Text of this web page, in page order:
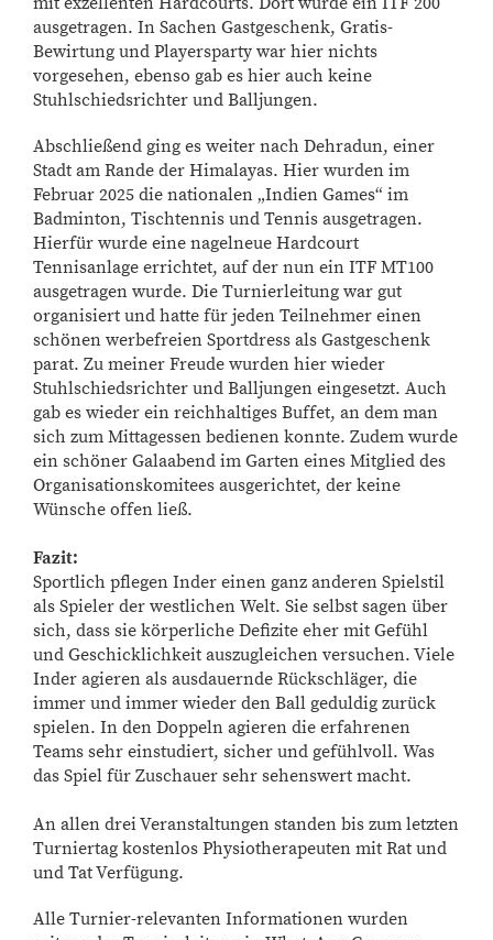
ausgetragen. In Sachen Gastgeschenk, Gratis-
Bewirtung und Playersparty war hier nichts
vorgesehen, ebenso gab es hier auch keine
Stuhlschiedsrichter und Balljungen.
Abschließend ging es weiter nach Dehradun, einer
Stadt am Rande der Himalayas. Hier wurden im
Februar 2025 die nationalen „Indien Games“ im
Badminton, Tischtennis und Tennis ausgetragen.
Hierfür wurde eine nagelneue Hardcourt
Tennisanlage errichtet, auf der nun ein ITF MT100
ausgetragen wurde. Die Turnierleitung war gut
organisiert und hatte für jeden Teilnehmer einen
schönen werbefreien Sportdress als Gastgeschenk
parat. Zu meiner Freude wurden hier wieder
Stuhlschiedsrichter und Balljungen eingesetzt. Auch
gab es wieder ein reichhaltiges Buffet, an dem man
sich zum Mittagessen bedienen konnte. Zudem wurde
ein schöner Galaabend im Garten eines Mitglied des
Organisationskomitees ausgerichtet, der keine
Wünsche offen ließ.
Fazit:
Sportlich pflegen Inder einen ganz anderen Spielstil
als Spieler der westlichen Welt. Sie selbst sagen über
sich, dass sie körperliche Defizite eher mit Gefühl
und Geschicklichkeit auszugleichen versuchen. Viele
Inder agieren als ausdauernde Rückschläger, die
immer und immer wieder den Ball geduldig zurück
spielen. In den Doppeln agieren die erfahrenen
Teams sehr einstudiert, sicher und gefühlvoll. Was
das Spiel für Zuschauer sehr sehenswert macht.
An allen drei Veranstaltungen standen bis zum letzten
Turniertag kostenlos Physiotherapeuten mit Rat und
und Tat Verfügung.
Alle Turnier-relevanten Informationen wurden